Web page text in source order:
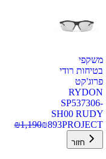
משקפי
בטיחות רודי
פרוג'קט
RYDON
SP537306-
SH00 RUDY
PROJECT
₪893
₪1,190
חזור